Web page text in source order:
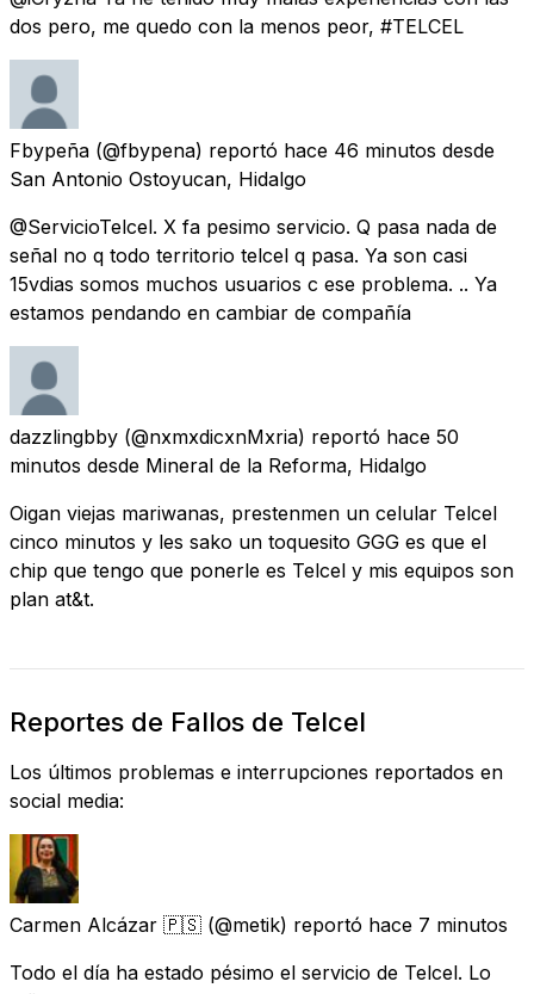
dos pero, me quedo con la menos peor, #TELCEL
Fbypeña (@fbypena) reportó hace 46 minutos desde
San Antonio Ostoyucan, Hidalgo
@ServicioTelcel. X fa pesimo servicio. Q pasa nada de
señal no q todo territorio telcel q pasa. Ya son casi
15vdias somos muchos usuarios c ese problema. .. Ya
estamos pendando en cambiar de compañía
dazzlingbby (@nxmxdicxnMxria) reportó hace 50
minutos desde Mineral de la Reforma, Hidalgo
Oigan viejas mariwanas, prestenmen un celular Telcel
cinco minutos y les sako un toquesito GGG es que el
chip que tengo que ponerle es Telcel y mis equipos son
plan at&t.
Reportes de Fallos de Telcel
Los últimos problemas e interrupciones reportados en
social media:
Carmen Alcázar 🇵🇸 (@metik) reportó hace 7 minutos
Todo el día ha estado pésimo el servicio de Telcel. Lo